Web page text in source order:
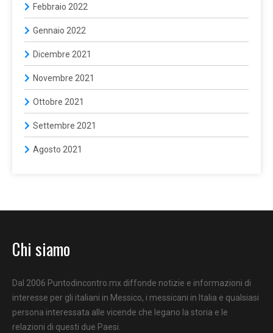
Febbraio 2022
Gennaio 2022
Dicembre 2021
Novembre 2021
Ottobre 2021
Settembre 2021
Agosto 2021
Chi siamo
Dal 2006 Puntodincontro.mx diffonde notizie e informazioni di
interesse per gli italiani in Messico, i messicani in Italia e qualsiasi
persona interessata alle vicende che legano la storia e le
relazioni di questi due Paesi.